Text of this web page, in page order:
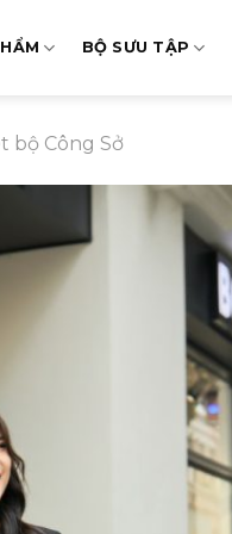
BỘ SƯU TẬP
bộ Công Sở